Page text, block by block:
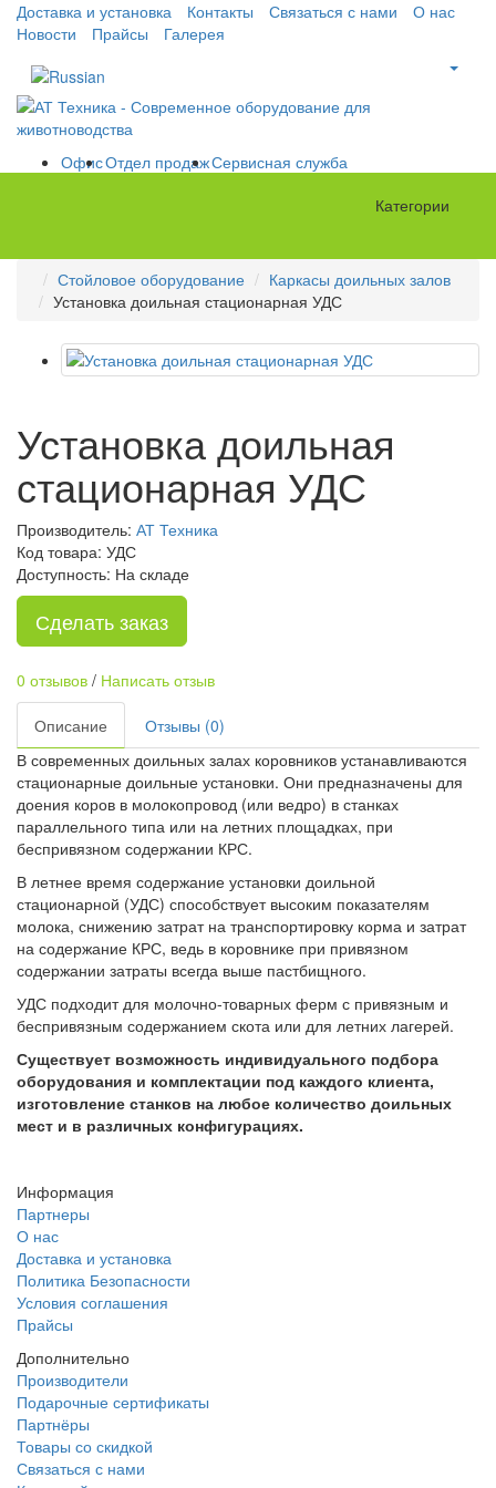
Доставка и установка Контакты Связаться с нами
О нас
Новости
Прайсы Галерея
ОфисОтдел продажСервисная служба
Категории
Стойловое оборудование
Каркасы доильных залов
Установка доильная стационарная УДС
Установка доильная
стационарная УДС
Производитель: АТ Техника
Код товара: УДС
Доступность: На складе
Сделать заказ
0 отзывов / Написать отзыв
Описание
Отзывы (0)
В современных доильных залах коровников устанавливаются
стационарные доильные установки. Они предназначены для
доения коров в молокопровод (или ведро) в станках
параллельного типа или на летних площадках, при
беспривязном содержании КРС.
В летнее время содержание установки доильной
стационарной (УДС) способствует высоким показателям
молока, снижению затрат на транспортировку корма и затрат
на содержание КРС, ведь в коровнике при привязном
содержании затраты всегда выше пастбищного.
УДС подходит для молочно-товарных ферм с привязным и
беспривязным содержанием скота или для летних лагерей.
Существует возможность индивидуального подбора
оборудования и комплектации под каждого клиента,
изготовление станков на любое количество доильных
мест и в различных конфигурациях.
Информация
Партнеры
О нас
Доставка и установка
Политика Безопасности
Условия соглашения
Прайсы
Дополнительно
Производители
Подарочные сертификаты
Партнёры
Товары со скидкой
Связаться с нами